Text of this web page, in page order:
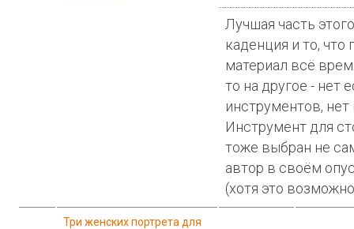
Лучшая часть
каденция и то, что
материал всё
то на другое - нет
инструментов,
Инструмент для
тоже выбран не
автор в своём
(хотя это
Три женских портрета для